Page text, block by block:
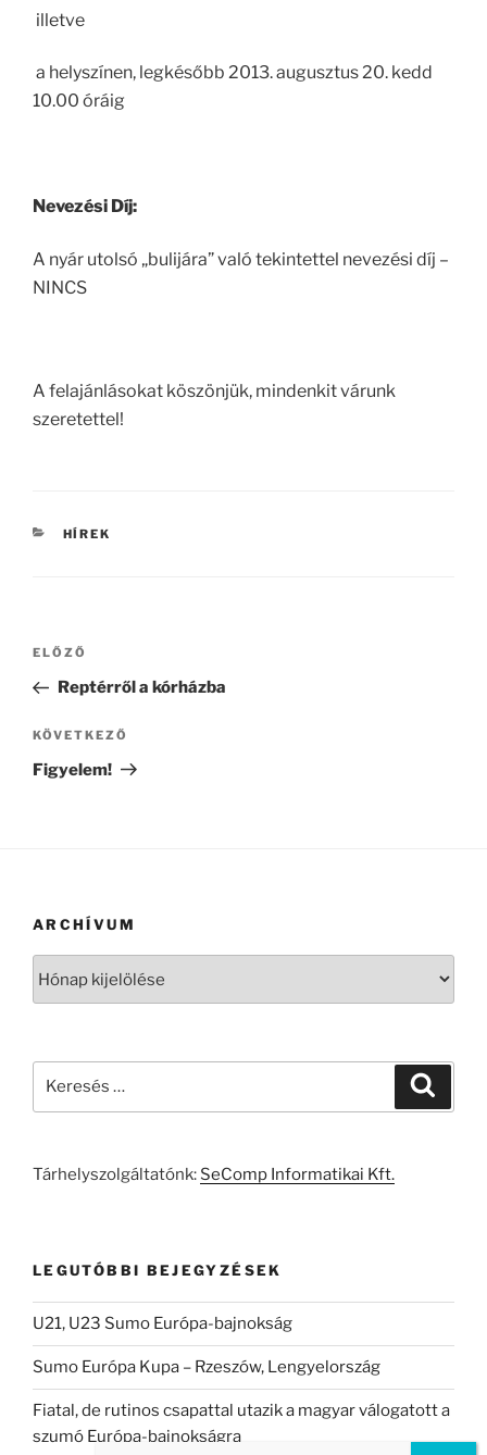
illetve
a helyszínen, legkésőbb 2013. augusztus 20. kedd
10.00 óráig
Nevezési Díj:
A nyár utolsó „bulijára” való tekintettel nevezési díj –
NINCS
A felajánlásokat köszönjük, mindenkit várunk
szeretettel!
KATEGÓRIÁK
HÍREK
Bejegyzés
Korábbi
bejegyzés
ELŐZŐ
Reptérről a kórházba
Következő
bejegyzés
KÖVETKEZŐ
Figyelem!
ARCHÍVUM
Tárhelyszolgáltatónk: SeComp Informatikai Kft.
LEGUTÓBBI BEJEGYZÉSEK
U21, U23 Sumo Európa-bajnokság
Sumo Európa Kupa – Rzeszów, Lengyelország
Fiatal, de rutinos csapattal utazik a magyar válogatott a
szumó Európa-bajnokságra